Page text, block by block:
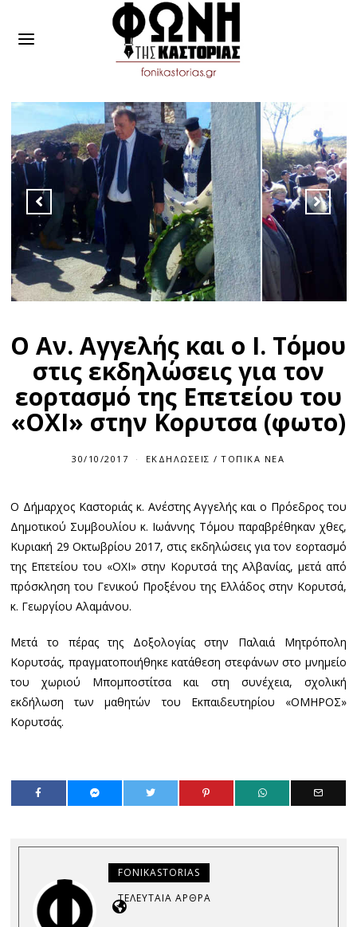
Ο Αν. Αγγελής και ο Ι. Τόμου
στις εκδηλώσεις για τον
εορτασμό της Επετείου του
«ΟΧΙ» στην Κορυτσα (φωτο)
30/10/2017 ΕΚΔΗΛΏΣΕΙΣ / ΤΟΠΙΚΆ ΝΈΑ
Ο Δήμαρχος Καστοριάς κ. Ανέστης Αγγελής και ο Πρόεδρος του
Δημοτικού Συμβουλίου κ. Ιωάννης Τόμου παραβρέθηκαν χθες,
Κυριακή 29 Οκτωβρίου 2017, στις εκδηλώσεις για τον εορτασμό
της Επετείου του «ΟΧΙ» στην Κορυτσά της Αλβανίας, μετά από
πρόσκληση του Γενικού Προξένου της Ελλάδος στην Κορυτσά,
κ. Γεωργίου Αλαμάνου.
Μετά το πέρας της Δοξολογίας στην Παλαιά Μητρόπολη
Κορυτσάς, πραγματοποιήθηκε κατάθεση στεφάνων στο μνημείο
του χωριού Μπομποστίτσα και στη συνέχεια, σχολική
εκδήλωση των μαθητών του Εκπαιδευτηρίου «ΟΜΗΡΟΣ»
Κορυτσάς.
FONIKASTORIAS
ΤΕΛΕΥΤΑΊΑ ΆΡΘΡΑ